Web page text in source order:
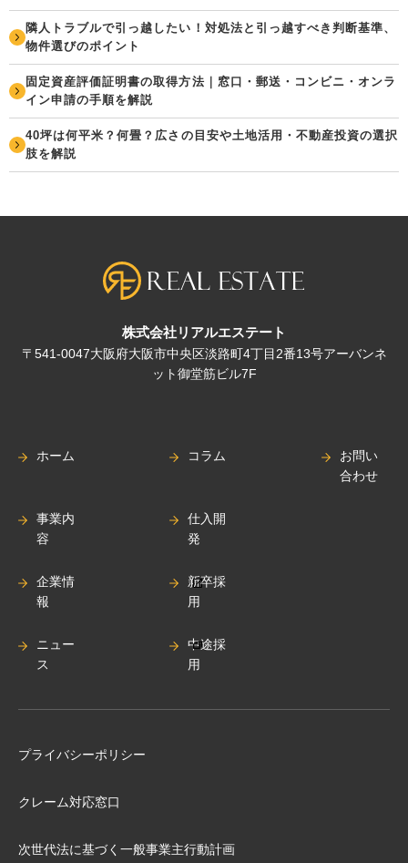
隣人トラブルで引っ越したい！対処法と引っ越すべき判断基準、
物件選びのポイント
固定資産評価証明書の取得方法｜窓口・郵送・コンビニ・オンラ
イン申請の手順を解説
40坪は何平米？何畳？広さの目安や土地活用・不動産投資の選択
肢を解説
株式会社リアルエステート
〒541-0047大阪府大阪市中央区淡路町4丁目2番13号アーバンネ
ット御堂筋ビル7F
ホーム
事業内
容
企業情
報
ニュー
ス
コラム
仕入開
発
新卒採
用
中途採
用
お問い
合わせ
プライバシーポリシー
クレーム対応窓口
次世代法に基づく⼀般事業主⾏動計画